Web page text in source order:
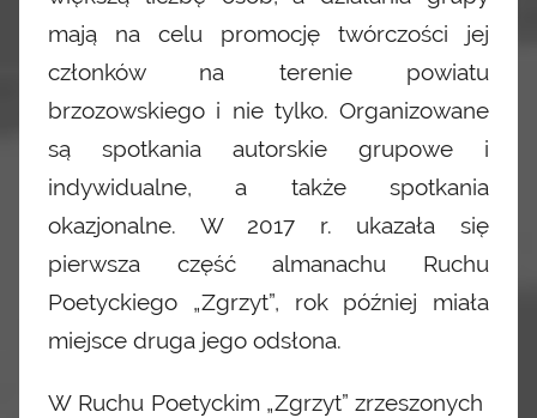
mają na celu promocję twórczości jej
członków na terenie powiatu
brzozowskiego i nie tylko. Organizowane
są spotkania autorskie grupowe i
indywidualne, a także spotkania
okazjonalne. W 2017 r. ukazała się
pierwsza część almanachu Ruchu
Poetyckiego „Zgrzyt”, rok później miała
miejsce druga jego odsłona.
W Ruchu Poetyckim „Zgrzyt” zrzeszonych